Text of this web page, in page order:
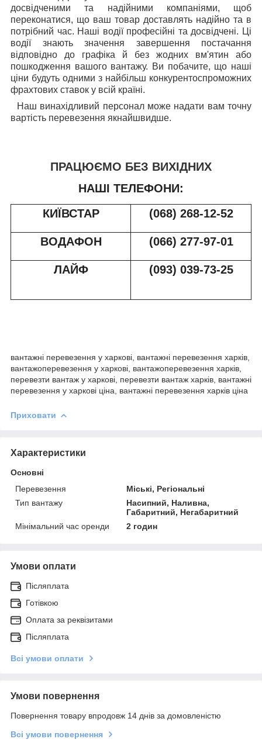
досвідченими та надійними компаніями, щоб
переконатися, що ваш товар доставлять надійно та в
потрібний час. Наші водії професійні та досвідчені. Ці
водії знають значення завершення постачання
відповідно до графіка й без жодних вм'ятин або
пошкодження вашого вантажу. Ви побачите, що наші
ціни будуть одними з найбільш конкурентоспроможних
фрахтових ставок у всій країні.
Наш винахідливий персонал може надати вам точну
вартість перевезення якнайшвидше.
ПРАЦЮЄМО БЕЗ ВИХІДНИХ
НАШІ ТЕЛЕФОНИ:
КИЇВСТАР
(068) 268-12-52
ВОДАФОН (066) 277-97-01
ЛАЙФ (093) 039-73-25
вантажні перевезення у харкові, вантажні перевезення харків,
вантажоперевезення у харкові, вантажоперевезення харків,
перевезти вантаж у харкові, перевезти вантаж харків, вантажні
перевезення у харкові ціна, вантажні перевезення харків ціна
Приховати
Характеристики
Основні
Перевезення
Міські, Регіональні
Тип вантажу
Насипний, Наливна,
Габаритний, Негабаритний
Мінімальний час оренди
2 годин
Умови оплати
Післяплата
Готівкою
Оплата за реквізитами
Післяплата
Всі умови оплати
Умови повернення
Повернення товару впродовж 14 днів за домовленістю
Всі умови повернення